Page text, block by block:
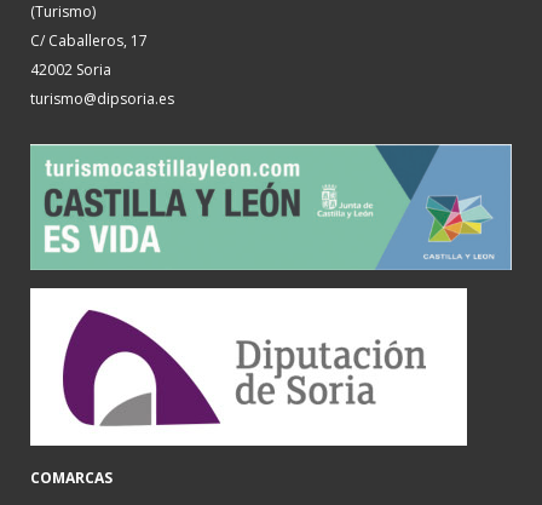
(Turismo)
C/ Caballeros, 17
42002 Soria
turismo@dipsoria.es
COMARCAS